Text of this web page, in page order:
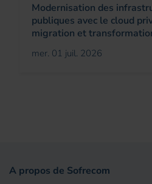
Modernisation des
publiques avec le cloud
migration et
mer. 01 juil. 2026
A propos de Sofrecom